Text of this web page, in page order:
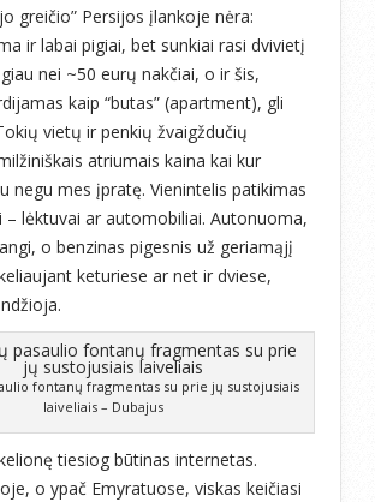
greičio” Persijos įlankoje nėra:
ir labai pigiai, bet sunkiai rasi dvivietį
nei ~50 eurų nakčiai, o ir šis,
kaip “butas” (apartment), gli
vietų ir penkių žvaigždučių
atriumais kaina kai kur
negu mes įpratę. Vienintelis patikimas
– lėktuvai ar automobiliai. Autonuoma,
o benzinas pigesnis už geriamąjį
keturiese ar net ir dviese,
fontanų fragmentas su prie jų sustojusiais
laiveliais – Dubajus
tiesiog būtinas internetas.
o ypač Emyratuose, viskas keičiasi